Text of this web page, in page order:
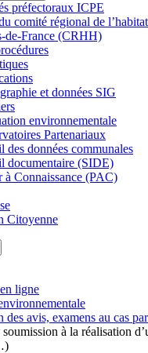
préfectoraux ICPE
comité régional de
de-France (CRHH)
et données SIG
environnementale
Partenariaux
des données communales
documentaire (SIDE)
à Connaissance (PAC)
Citoyenne
ligne
des avis, examens au cas
à la réalisation